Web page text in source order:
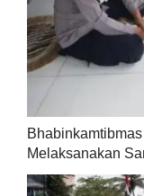
Melaksanakan